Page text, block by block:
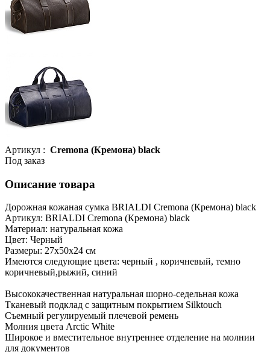
Артикул : Cremona (Кремона) black
Под заказ
Описание товара
Дорожная кожаная сумка BRIALDI Cremona (Кремона) black
Артикул: BRIALDI Cremona (Кремона) black
Материал: натуральная кожа
Цвет: Черный
Размеры: 27х50х24 см
Имеются следующие цвета: черный , коричневый, темно
коричневый,рыжий, синий
Высококачественная натуральная шорно-седельная кожа
Тканевый подклад с защитным покрытием Silktouch
Съемный регулируемый плечевой ремень
Молния цвета Arctic White
Широкое и вместительное внутреннее отделение на молнии
для документов